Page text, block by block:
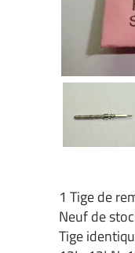
1 Tige de
Neuf de
Tige